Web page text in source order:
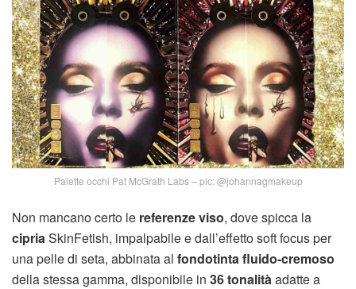
Palette occhi Pat McGrath Labs – pic: @johannagmakeup
Non mancano certo le referenze viso, dove spicca la
cipriaSkinFetish, impalpabile e dall’effetto soft focus per
una pelle di seta, abbinata al fondotinta fluido-cremoso
della stessa gamma, disponibile in 36 tonalitàadatte a